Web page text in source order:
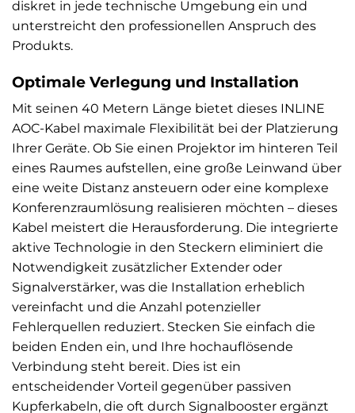
diskret in jede technische Umgebung ein und
unterstreicht den professionellen Anspruch des
Produkts.
Optimale Verlegung und Installation
Mit seinen 40 Metern Länge bietet dieses INLINE
AOC-Kabel maximale Flexibilität bei der Platzierung
Ihrer Geräte. Ob Sie einen Projektor im hinteren Teil
eines Raumes aufstellen, eine große Leinwand über
eine weite Distanz ansteuern oder eine komplexe
Konferenzraumlösung realisieren möchten – dieses
Kabel meistert die Herausforderung. Die integrierte
aktive Technologie in den Steckern eliminiert die
Notwendigkeit zusätzlicher Extender oder
Signalverstärker, was die Installation erheblich
vereinfacht und die Anzahl potenzieller
Fehlerquellen reduziert. Stecken Sie einfach die
beiden Enden ein, und Ihre hochauflösende
Verbindung steht bereit. Dies ist ein
entscheidender Vorteil gegenüber passiven
Kupferkabeln, die oft durch Signalbooster ergänzt